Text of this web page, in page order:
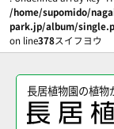
/home/supomido/
park.jp/album/
on line378スイフヨウ
長居植物園の植物